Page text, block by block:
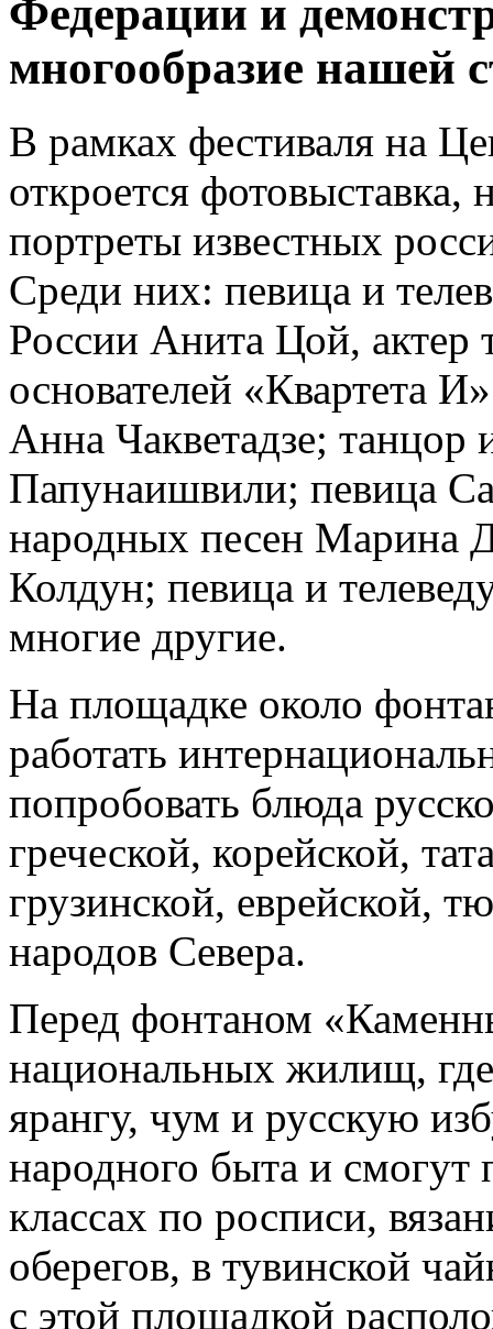
Федерации и
многообразие нашей
В рамках фестиваля на
откроется фотовыставка,
портреты известных
Среди них: певица и
России Анита Цой, актер
основателей «Квартета
Анна Чакветадзе; танцор
Папунаишвили; певица
народных песен Марина
Колдун; певица и
многие другие.
На площадке около
работать
попробовать блюда
греческой, корейской,
грузинской, еврейской,
народов Севера.
Перед фонтаном
национальных жилищ,
ярангу, чум и русскую
народного быта и смогут
классах по росписи,
оберегов, в тувинской
с этой площадкой